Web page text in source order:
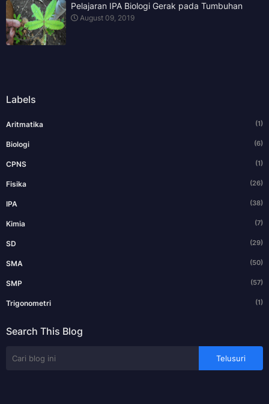
Pelajaran IPA Biologi Gerak pada Tumbuhan
August 09, 2019
Labels
Aritmatika (1)
Biologi (6)
CPNS (1)
Fisika (26)
IPA (38)
Kimia (7)
SD (29)
SMA (50)
SMP (57)
Trigonometri (1)
Search This Blog